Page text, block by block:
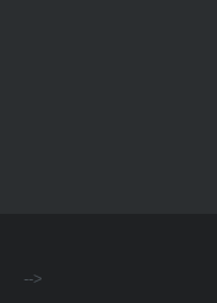
-->